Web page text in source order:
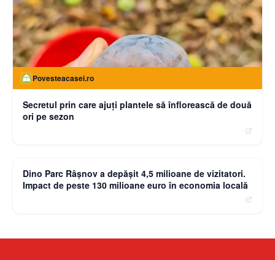
Povesteacasei.ro
Secretul prin care ajuți plantele să înflorească de două
ori pe sezon
Dino Parc Râșnov a depășit 4,5 milioane de vizitatori.
Impact de peste 130 milioane euro în economia locală